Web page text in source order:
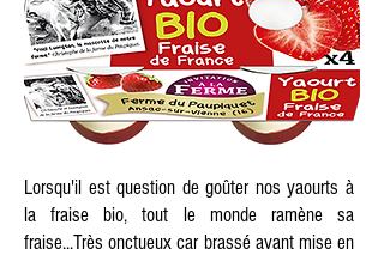
Lorsqu'il est question de goûter nos yaourts à
la fraise bio, tout le monde ramène sa
fraise...Très onctueux car brassé avant mise en